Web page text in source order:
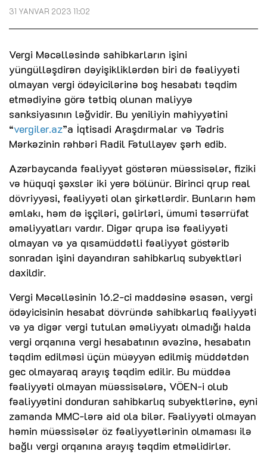
31 YANVAR 2023 11:02
Vergi Məcəlləsində sahibkarların işini
yüngülləşdirən dəyişikliklərdən biri də fəaliyyəti
olmayan vergi ödəyicilərinə boş hesabatı təqdim
etmədiyinə görə tətbiq olunan maliyyə
sanksiyasının ləğvidir. Bu yeniliyin mahiyyətini
“vergiler.az”a İqtisadi Araşdırmalar və Tədris
Mərkəzinin rəhbəri Radil Fətullayev şərh edib.
Azərbaycanda fəaliyyət göstərən müəssisələr, fiziki
və hüquqi şəxslər iki yerə bölünür. Birinci qrup real
dövriyyəsi, fəaliyyəti olan şirkətlərdir. Bunların həm
əmlakı, həm də işçiləri, gəlirləri, ümumi təsərrüfat
əməliyyatları vardır. Digər qrupa isə fəaliyyəti
olmayan və ya qısamüddətli fəaliyyət göstərib
sonradan işini dayandıran sahibkarlıq subyektləri
daxildir.
Vergi Məcəlləsinin 16.2-ci maddəsinə əsasən, vergi
ödəyicisinin hesabat dövründə sahibkarlıq fəaliyyəti
və ya digər vergi tutulan əməliyyatı olmadığı halda
vergi orqanına vergi hesabatının əvəzinə, hesabatın
təqdim edilməsi üçün müəyyən edilmiş müddətdən
gec olmayaraq arayış təqdim edilir. Bu müddəa
fəaliyyəti olmayan müəssisələrə, VÖEN-i olub
fəaliyyətini donduran sahibkarlıq subyektlərinə, eyni
zamanda MMC-lərə aid ola bilər. Fəaliyyəti olmayan
həmin müəssisələr öz fəaliyyətlərinin olmaması ilə
bağlı vergi orqanına arayış təqdim etməlidirlər.